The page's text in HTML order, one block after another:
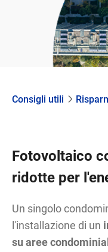
Consigli utili
Fotovoltaico
ridotte per
Un singolo
l'installazione di un
su aree